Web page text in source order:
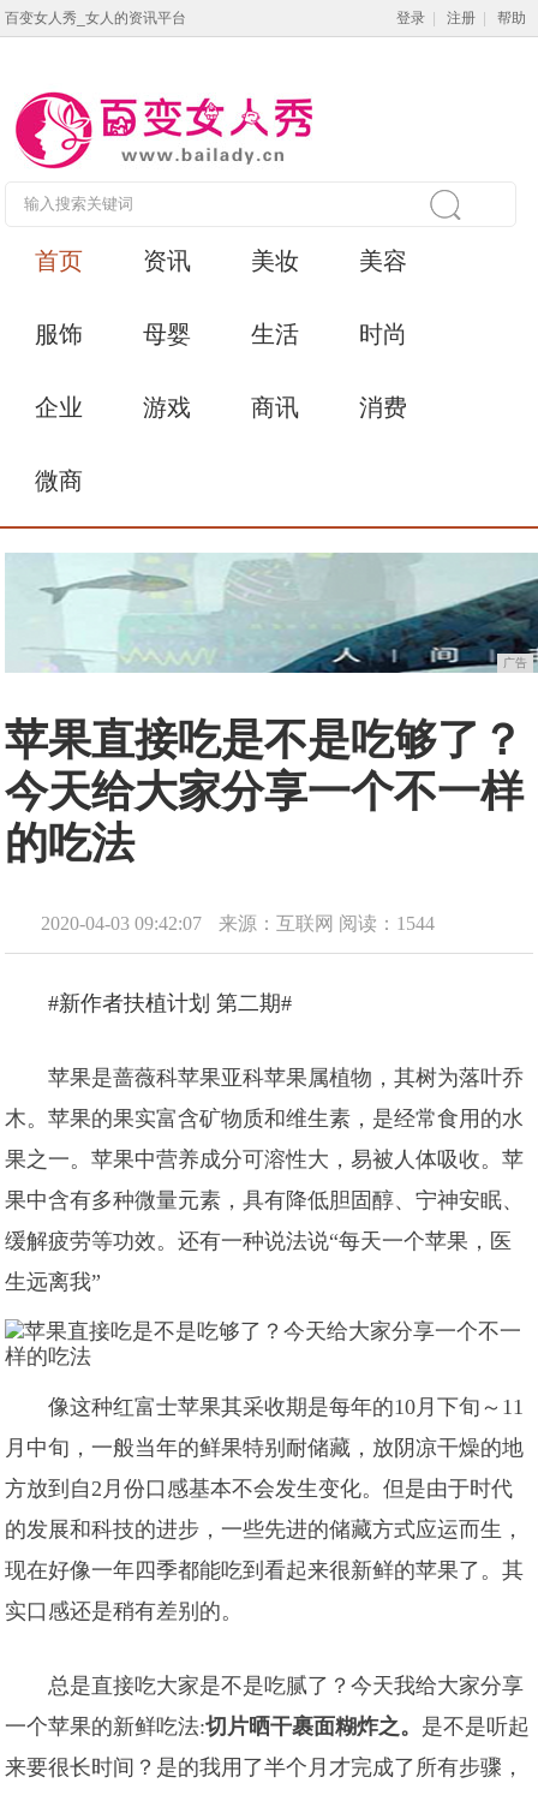
百变女人秀_女人的资讯平台 登录 注册 帮助
首页 资讯 美妆 美容
服饰 母婴 生活 时尚
企业 游戏 商讯 消费
微商
广告
苹果直接吃是不是吃够了？
今天给大家分享一个不一样
的吃法
2020-04-03 09:42:07 来源：互联网 阅读：1544
#新作者扶植计划 第二期#
苹果是蔷薇科苹果亚科苹果属植物，其树为落叶乔
木。苹果的果实富含矿物质和维生素，是经常食用的水
果之一。苹果中营养成分可溶性大，易被人体吸收。苹
果中含有多种微量元素，具有降低胆固醇、宁神安眠、
缓解疲劳等功效。还有一种说法说“每天一个苹果，医
生远离我”
像这种红富士苹果其采收期是每年的10月下旬～11
月中旬，一般当年的鲜果特别耐储藏，放阴凉干燥的地
方放到自2月份口感基本不会发生变化。但是由于时代
的发展和科技的进步，一些先进的储藏方式应运而生，
现在好像一年四季都能吃到看起来很新鲜的苹果了。其
实口感还是稍有差别的。
总是直接吃大家是不是吃腻了？今天我给大家分享
一个苹果的新鲜吃法:切片晒干裹面糊炸之。 是不是听起
来要很长时间？是的我用了半个月才完成了所有步骤，